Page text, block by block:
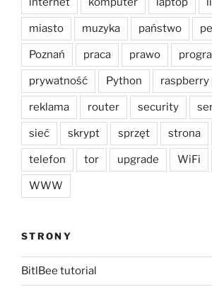
miasto muzyka państwo
Poznań praca prawo
prywatność Python raspberry
reklama router security
sieć skrypt sprzęt strona
telefon tor upgrade WiFi
WWW
STRONY
BitlBee tutorial